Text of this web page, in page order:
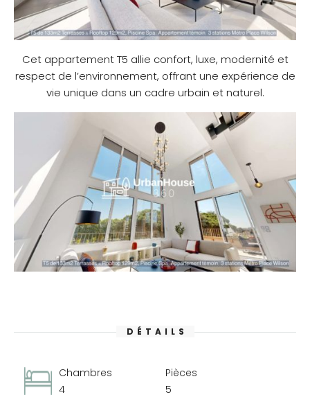
Cet appartement T5 allie confort, luxe, modernité et
respect de l’environnement, offrant une expérience de
vie unique dans un cadre urbain et naturel.
DÉTAILS
Chambres
4
Pièces
5